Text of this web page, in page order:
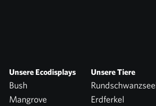
Unsere Ecodisplays
Bush
Mangrove
Unsere Tiere
Erdferkel